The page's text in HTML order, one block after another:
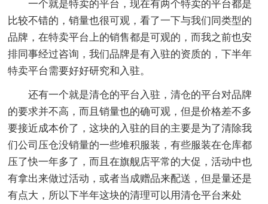
一个就是特卖的平台，现在有两个特卖的平台都是
比较不错的，销量也很可观，看了一下与我们同类型的
品牌，在特卖平台上的销售都是可观的，而我之前也安
排同事经过咨询，我们品牌是有入驻的资质的，下半年
特卖平台需要好好研究和入驻。
还有一个就是清仓的平台入驻，清仓的平台对品牌
的要求并不高，而且销量也的确可观，但是价格差不多
要接近成本价了，这块的入驻的目的主要是为了清除我
们公司压仓没销量的一些堆积服装，有些服装在仓库都
压了快一年多了，而且在旗舰店平常的大促，活动中也
有拿出来做过活动，或者当成赠品来配送，但是量还是
有点大，所以下半年这块的清理可以用清仓平台来处